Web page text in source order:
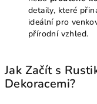
detaily, které
ideální pro
přírodní vzhled.
Jak Začít s
Dekoracemi?